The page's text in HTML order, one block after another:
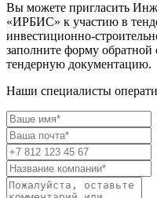
Вы можете пригласить
«ИРБИС» к участию в
инвестиционно-
заполните форму
тендерную документацию.
Наши специалисты